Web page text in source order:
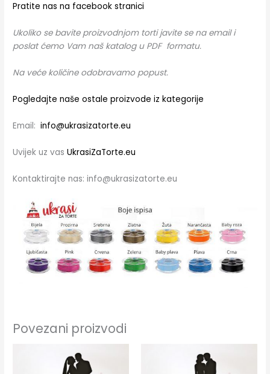
Pratite nas na facebook stranici
Ukoliko se bavite proizvodnjom torti javite se na email i
poslat ćemo Vam naš katalog u PDF formatu.
Na veće količine odobravamo popust.
Pogledajte naše ostale proizvode iz kategorije
Email:info@ukrasizatorte.eu
Uvijek uz vasUkrasiZaTorte.eu
Kontaktirajte nas: info@ukrasizatorte.eu
Povezani proizvodi